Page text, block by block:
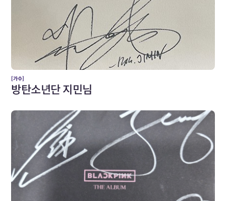
[가수]
방탄소년단 지민님